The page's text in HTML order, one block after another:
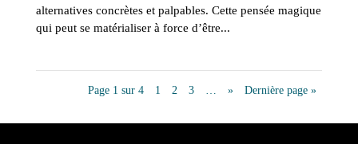
alternatives concrètes et palpables. Cette pensée magique
qui peut se matérialiser à force d’être...
Page 1 sur 4 1 2 3 … » Dernière page »